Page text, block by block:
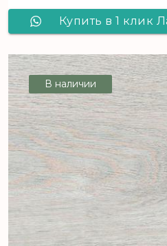
Купить в 1 клик
В наличии